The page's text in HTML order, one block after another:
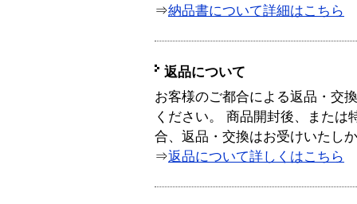
⇒納品書について詳細はこちら
返品について
お客様のご都合による返品・交
ください。 商品開封後、または
合、返品・交換はお受けいたし
⇒返品について詳しくはこちら